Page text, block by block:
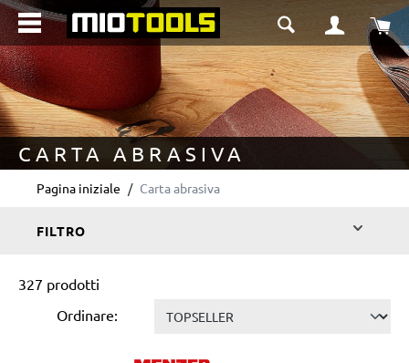
principale Il
CARTA ABRASIVA
Pagina iniziale Carta abrasiva
FILTRO
327 prodotti
Ordinare: